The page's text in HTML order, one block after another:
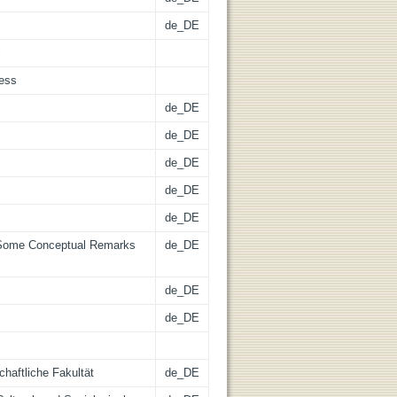
de_DE
de_DE
de_DE
de_DE
de_DE
de_DE
Conceptual Remarks
de_DE
de_DE
de_DE
Fakultät de_DE